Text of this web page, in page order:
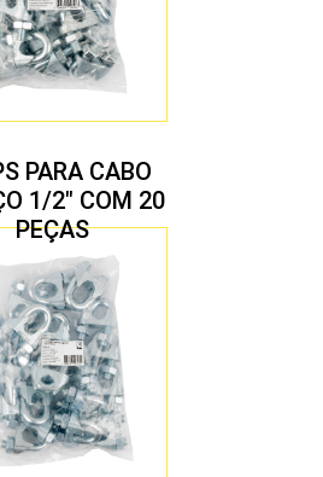
PARA CABO
1/2″ COM 20
PEÇAS